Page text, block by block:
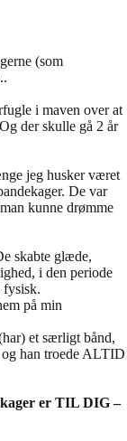
(som
i maven over at
der skulle gå 2 år
jeg husker været
De var
kunne drømme
skabte glæde,
i den periode
fysisk.
på min
et særligt bånd,
han troede ALTID
er TIL DIG –